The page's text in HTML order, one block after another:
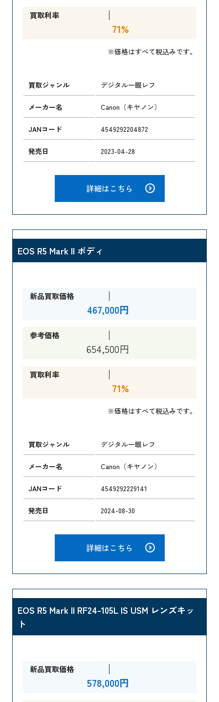
買取利率
71%
※価格はすべて税込みです。
買取ジャンル デジタル一眼レフ
メーカー名 Canon（キヤノン）
JANコード 4549292204872
発売日 2023-04-28
詳細はこちら
EOS R5 Mark II ボディ
新品買取価格
467,000円
参考価格
654,500円
買取利率
71%
※価格はすべて税込みです。
買取ジャンル デジタル一眼レフ
メーカー名 Canon（キヤノン）
JANコード 4549292229141
発売日 2024-08-30
詳細はこちら
EOS R5 Mark II RF24-105L IS USM レンズキッ
ト
新品買取価格
578,000円